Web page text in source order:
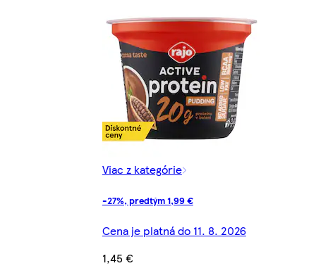
Viac z kategórie
-27%, predtým 1,99 €
Cena je platná do 11. 8. 2026
1,45 €